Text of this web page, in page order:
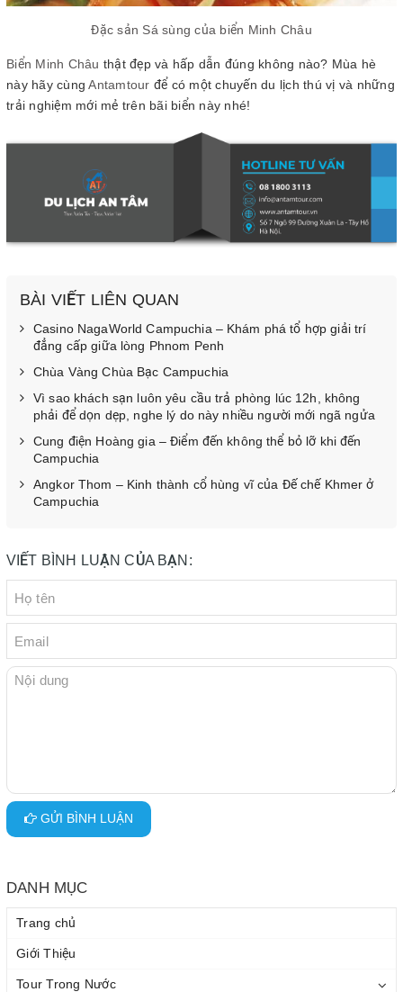
Đặc sản Sá sùng của biển Minh Châu
Biển Minh Châu thật đẹp và hấp dẫn đúng không nào? Mùa hè
này hãy cùngAntamtour để có một chuyến du lịch thú vị và những
trải nghiệm mới mẻ trên bãi biển này nhé!
BÀI VIẾT LIÊN QUAN
Casino NagaWorld Campuchia – Khám phá tổ hợp giải trí
đẳng cấp giữa lòng Phnom Penh
Chùa Vàng Chùa Bạc Campuchia
Vì sao khách sạn luôn yêu cầu trả phòng lúc 12h, không
phải để dọn dẹp, nghe lý do này nhiều người mới ngã ngửa
Cung điện Hoàng gia – Điểm đến không thể bỏ lỡ khi đến
Campuchia
Angkor Thom – Kinh thành cổ hùng vĩ của Đế chế Khmer ở
Campuchia
VIẾT BÌNH LUẬN CỦA BẠN:
GỬI BÌNH LUẬN
DANH MỤC
Trang chủ
Giới Thiệu
Tour Trong Nước